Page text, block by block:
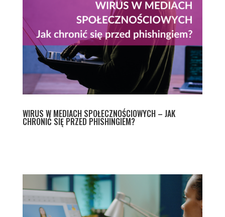
WIRUS W MEDIACH SPOŁECZNOŚCIOWYCH – JAK
CHRONIĆ SIĘ PRZED PHISHINGIEM?